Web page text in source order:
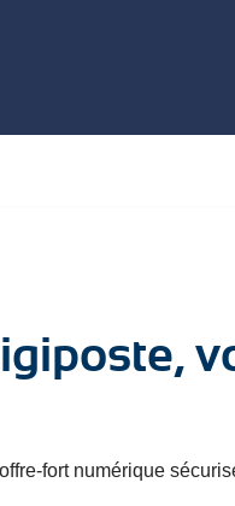
fort numérique